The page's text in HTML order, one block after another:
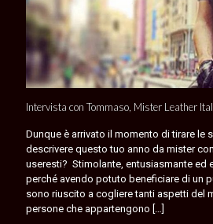
Intervista con Tommaso, Mister Leather
Dunque è arrivato il momento di tirare le
descrivere questo tuo anno da mister
useresti? Stimolante, entusiasmante ed
perché avendo potuto beneficiare di un
sono riuscito a cogliere tanti aspetti del
persone che appartengono […]